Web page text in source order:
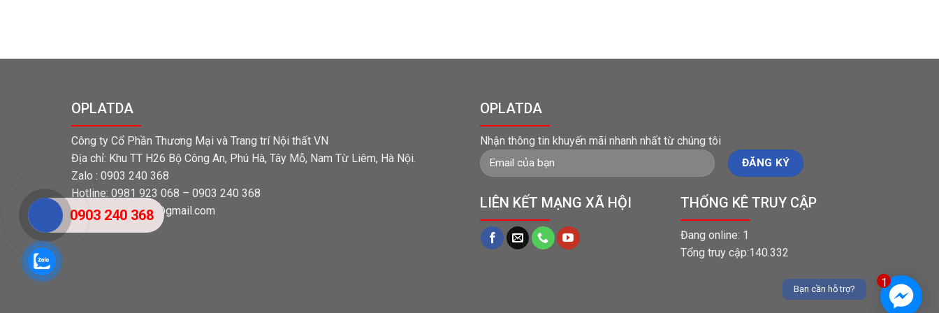
OPLATDA
Công ty Cổ Phần Thương Mại và Trang trí Nội thất VN
Địa chỉ: Khu TT H26 Bộ Công An, Phú Hà, Tây Mỗ, Nam Từ Liêm, Hà Nội.
Zalo : 0903 240 368
Hotline: 0981 923 068 – 0903 240 368
Email: tangocvien@gmail.com
OPLATDA
Nhận thông tin khuyến mãi nhanh nhất từ chúng tôi
LIÊN KẾT MẠNG XÃ HỘI THỐNG KÊ TRUY CẬP
Đang online: 1
Tổng truy cập:140.332
0903 240 368
1
Bạn cần hỗ trợ?